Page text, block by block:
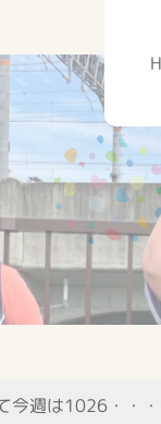
今週は1026・・